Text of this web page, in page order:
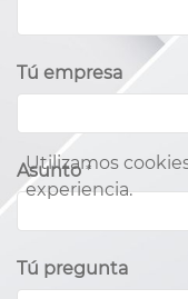
Tú empresa
Asunto *
Tú pregunta
Utilizamos
experiencia.